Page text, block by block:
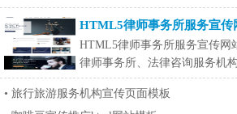
HTML5律师事务所服务宣传
HTML5律师事务所服务宣传网
律师事务所、法律咨询服务机
载。
• 旅行旅游服务机构宣传页面模板